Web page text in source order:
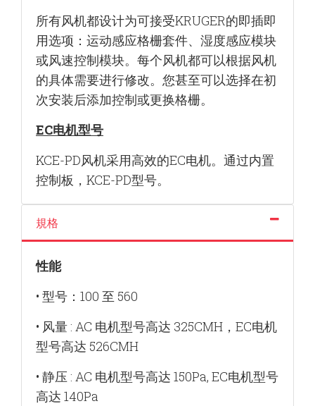
所有风机都设计为可接受KRUGER的即插即
用选项：运动感应格栅套件、湿度感应模块
或风速控制模块。每个风机都可以根据风机
的具体需要进行修改。您甚至可以选择在初
次安装后添加控制或更换格栅。
EC电机型号
KCE-PD风机采用高效的EC电机。通过内置
控制板，KCE-PD型号。
規格
性能
• 型号：100 至 560
• 风量 : AC 电机型号高达 325CMH，EC电机
型号高达 526CMH
• 静压 : AC 电机型号高达 150Pa, EC电机型号
高达 140Pa